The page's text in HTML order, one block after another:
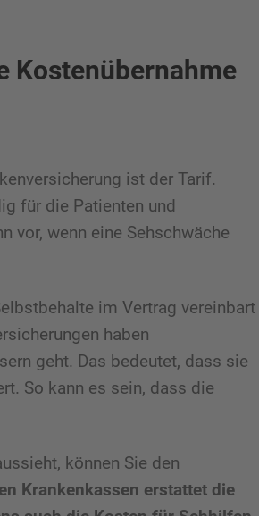
Kostenübernahme
ist der Tarif.
für die Patienten und
vor, wenn eine Sehschwäche
im Vertrag vereinbart
haben
geht. Das bedeutet, dass sie
So kann es sein, dass die
können Sie den
Krankenkassen erstattet die